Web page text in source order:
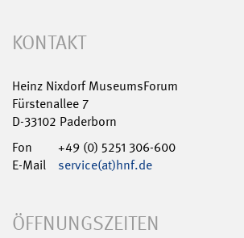
KONTAKT
Heinz Nixdorf MuseumsForum
Fürstenallee 7
D-33102 Paderborn
Fon
+49 (0) 5251 306-600
E-Mail
service(at)hnf.de
ÖFFNUNGSZEITEN